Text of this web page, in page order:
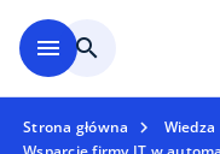
menu search
Strona główna Wiedza